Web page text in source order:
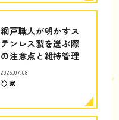
網戸職人が明かすス
テンレス製を選ぶ際
の注意点と維持管理
2026.07.08
家